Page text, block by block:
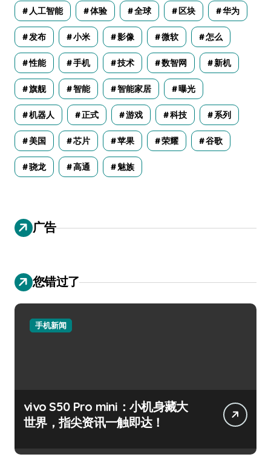
人工智能 体验 全球 区块 华为
发布 小米 影像 微软 怎么
性能 手机 技术 数智网 新机
旗舰 智能 智能家居 曝光
机器人 正式 游戏 科技 系列
美国 芯片 苹果 荣耀 谷歌
骁龙 高通 魅族
广告
您错过了
手机新闻
vivo S50 Pro mini：小机身藏大
世界，指尖资讯一触即达！